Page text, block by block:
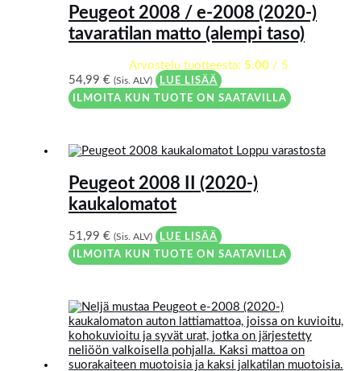
Peugeot 2008 / e-2008 (2020-)
tavaratilan matto (alempi taso)
Arvostelu tuotteesta: 5.00/ 5
54,99€ (Sis. ALV)
LUE LISÄÄ
ILMOITA KUN TUOTE ON SAATAVILLA
Loppu varastosta
Peugeot 2008 II (2020-)
kaukalomatot
51,99€ (Sis. ALV)
LUE LISÄÄ
ILMOITA KUN TUOTE ON SAATAVILLA